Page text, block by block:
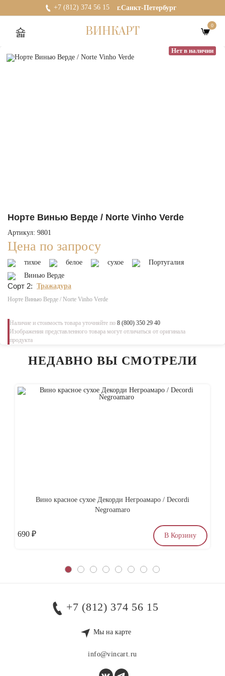
+7 (812) 374 56 15 г.Санкт-Петербург
ВИНКАРТ 0
Нет в наличии
Норте Винью Верде / Norte Vinho Verde
Артикул: 9801
Цена по запросу
тихое белое сухое
Португалия
Винью Верде
Сорт 2: Тражадура
Норте Винью Верде / Norte Vinho Verde
Наличие и стоимость товара уточняйте по 8 (800) 350 29 40
Изображения представленного товара могут отличаться от оригинала
продукта
НЕДАВНО ВЫ СМОТРЕЛИ
Вино красное сухое Декорди Негроамаро / Decordi
Negroamaro
690 ₽ В Корзину
+7 (812) 374 56 15
Мы на карте
info@vincart.ru